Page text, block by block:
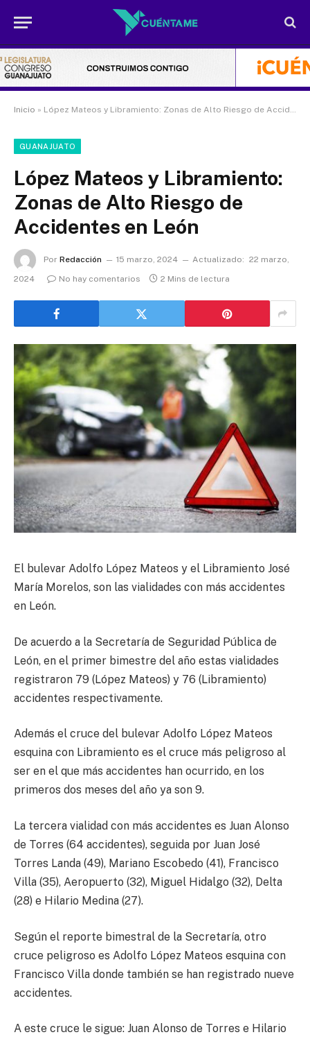
Inicio » López Mateos y Libramiento: Zonas de Alto Riesgo de Accidentes en León
GUANAJUATO
López Mateos y Libramiento:
Zonas de Alto Riesgo de
Accidentes en León
Por Redacción 15 marzo, 2024 Actualizado: 22 marzo,
2024
No hay comentarios 2 Mins de lectura
El bulevar Adolfo López Mateos y el Libramiento José
María Morelos, son las vialidades con más accidentes
en León.
De acuerdo a la Secretaría de Seguridad Pública de
León, en el primer bimestre del año estas vialidades
registraron 79 (López Mateos) y 76 (Libramiento)
accidentes respectivamente.
Además el cruce del bulevar Adolfo López Mateos
esquina con Libramiento es el cruce más peligroso al
ser en el que más accidentes han ocurrido, en los
primeros dos meses del año ya son 9.
La tercera vialidad con más accidentes es Juan Alonso
de Torres (64 accidentes), seguida por Juan José
Torres Landa (49), Mariano Escobedo (41), Francisco
Villa (35), Aeropuerto (32), Miguel Hidalgo (32), Delta
(28) e Hilario Medina (27).
Según el reporte bimestral de la Secretaría, otro
cruce peligroso es Adolfo López Mateos esquina con
Francisco Villa donde también se han registrado nueve
accidentes.
A este cruce le sigue: Juan Alonso de Torres e Hilario